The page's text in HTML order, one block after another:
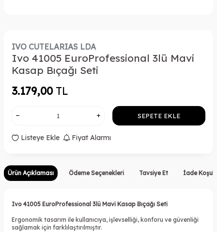
IVO CUTELARIAS LDA
Ivo 41005 EuroProfessional 3lü Mavi
Kasap Bıçağı Seti
3.179,00TL
SEPETE EKLE
Listeye Ekle Fiyat Alarmı
Ürün Açıklaması Ödeme Seçenekleri Tavsiye Et İade
Ivo 41005 EuroProfessional 3lü Mavi Kasap Bıçağı Seti
Ergonomik tasarım ile kullanıcıya, işlevselliği, konforu ve güvenliği
sağlamak için farklılaştırılmıştır.